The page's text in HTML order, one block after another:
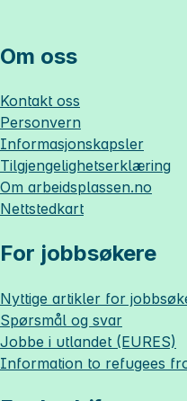
Om oss
Kontakt oss
Personvern
Informasjonskapsler
Tilgjengelighetserklæring
Om arbeidsplassen.no
Nettstedkart
For jobbsøkere
Nyttige artikler for
Spørsmål og svar
Jobbe i utlandet (EURES)
Information to refugees